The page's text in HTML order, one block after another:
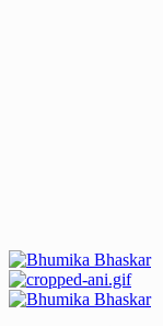
Primary